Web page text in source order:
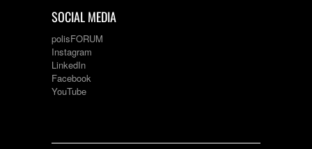
SOCIAL MEDIA
polisFORUM
Instagram
LinkedIn
Facebook
YouTube